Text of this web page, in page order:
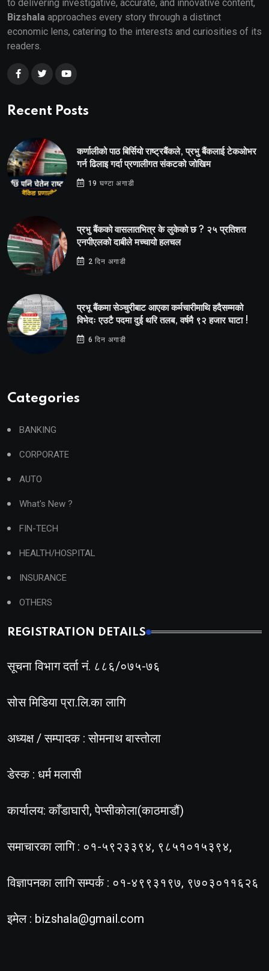
to delivering investigative, accurate, and innovative content,
Bizshala approaches every story through a distinct
economic lens, catering to the interests and curiosities of its
readers.
Recent Posts
कर्णालीको पाठ बिर्सियो राष्ट्रबैंकले, प्रभु बैंकलाई टेकओभर
गर्न ढिलाइ गर्दा प्रणालीगत संकटको जोखिम
19 घण्टा अगाडी
प्रभु बैंकको वासलातभित्र के लुकेको छ ? २५ प्रतिशत
एनपीएलको दाबीले मच्चायो हलचल
2 दिन अगाडी
प्रभू बैंकमा सेञ्चुरीबाट आएका कर्मचारीमाथि हदैसम्मको
विभेदः एउटै पदमा दुई थरि तलब, वर्षमै ९२ हजार घाटा !
6 दिन अगाडी
Categories
BANKING
CORPORATE
AUTO
What's New ?
FIN-TECH
HEALTH/HOSPITAL
INSURANCE
OTHERS
REGISTRATION DETAILS
सूचना विभाग दर्ता नं. ८८६/०७५-७६
सोस मिडिया प्रा.लि.का लागि
अध्यक्ष / सम्पादक : सोमनाथ बास्तोला
डेस्क : धर्म मलासी
कार्यालय: काँडाघारी, पेप्सीकोला(काठमाडौं)
समाचारका लागि : ०१-५९२३३९४, ९८५१०१५३९४,
विज्ञापनका लागि सम्पर्क : ०१-४९९३१९७, ९७०३०११६२६
इमेल : bizshala@gmail.com